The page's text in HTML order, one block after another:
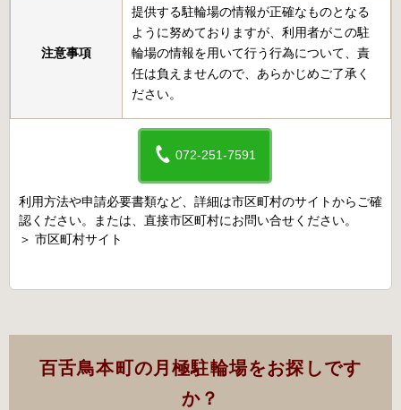
注意事項
提供する駐輪場の情報が正確なものとなる
ように努めておりますが、利用者がこの駐
輪場の情報を用いて行う行為について、責
任は負えませんので、あらかじめご了承く
ださい。
072-251-7591
利用方法や申請必要書類など、詳細は市区町村のサイトからご確
認ください。または、直接市区町村にお問い合せください。
＞ 市区町村サイト
百舌鳥本町の月極駐輪場をお探しです
か？